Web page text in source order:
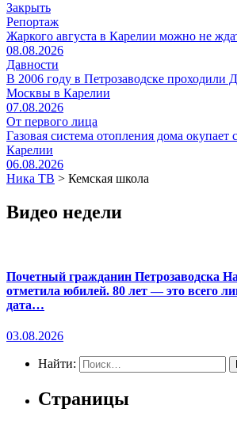
Закрыть
Репортаж
Жаркого августа в Карелии можно не
08.08.2026
Давности
В 2006 году в Петрозаводске проходили
Москвы в Карелии
07.08.2026
От первого лица
Газовая система отопления дома окупает
Карелии
06.08.2026
Ника ТВ > Кемская школа
Видео недели
Почетный гражданин Петрозаводска
отметила юбилей. 80 лет — это всего
дата…
03.08.2026
Найти:
Страницы